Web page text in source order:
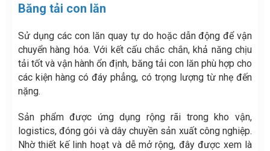
Băng tải con lăn
Sử dụng các con lăn quay tự do hoặc dẫn động để vận
chuyển hàng hóa. Với kết cấu chắc chắn, khả năng chịu
tải tốt và vận hành ổn định, băng tải con lăn phù hợp cho
các kiện hàng có đáy phẳng, có trọng lượng từ nhẹ đến
nặng.
Sản phẩm được ứng dụng rộng rãi trong kho vận,
logistics, đóng gói và dây chuyền sản xuất công nghiệp.
Nhờ thiết kế linh hoạt và dễ mở rộng, đây được xem là